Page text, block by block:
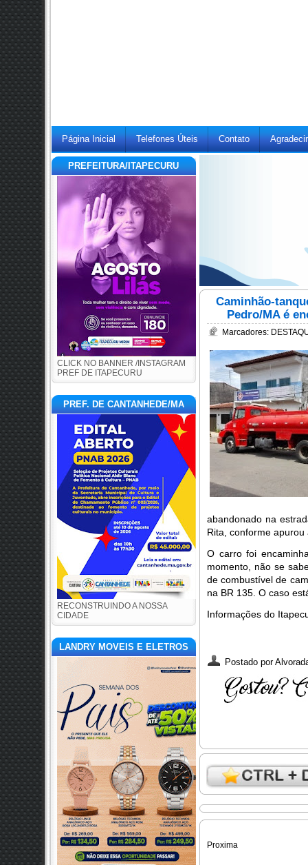
Página Inicial Telefones Úteis Contato
PREFEITURA/ITAPECURU
CLICK NO BANNER /INSTAGRAM
PREF DE ITAPECURU
PREF. DE CANTANHEDE/MA
RECONSTRUINDO A NOSSA
CIDADE
LANDRY MOVEIS E ELETROS
Caminhão-
Pedro/MA é
Marcadores:
abandonado na
Rita, conforme apurou
O carro foi
momento, não se
de combustível de
na BR 135. O caso
Informações do
Postado por
Proxima